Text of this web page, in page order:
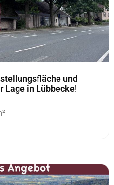
und
Lage in Lübbecke!